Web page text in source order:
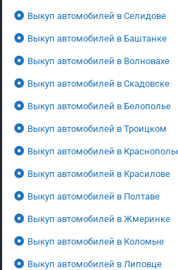
Выкуп автомобилей в Селидове
Выкуп автомобилей в Баштанке
Выкуп автомобилей в Волновахе
Выкуп автомобилей в Скадовске
Выкуп автомобилей в Белополье
Выкуп автомобилей в Троицком
Выкуп автомобилей в
Выкуп автомобилей в Красилове
Выкуп автомобилей в Полтаве
Выкуп автомобилей в Жмеринке
Выкуп автомобилей в Коломые
Выкуп автомобилей в Липовце